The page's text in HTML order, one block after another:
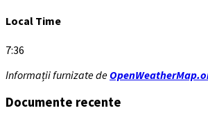
Local Time
7:36
Informații furnizate de
Documente recente